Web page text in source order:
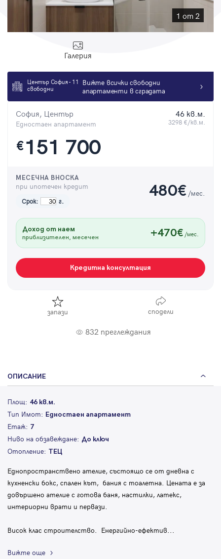
1 от 2
Галерия
Център София - 11
свободни
Вижте всички свободни
апартаменти в сградата
София, Център
Едностаен апартамент
46 кв.м.
3298 €/кв.м.
€151 700
МЕСЕЧНА ВНОСКА
при ипотечен кредит
Срок: г.
480€ /мес.
Доход от наем
приблизителен, месечен +470€ /мес.
Кредитна консултация
запази сподели
832 преглеждания
ОПИСАНИЕ
Площ: 46 кв.м.
Тип Имот: Едностаен апартамент
Етаж: 7
Ниво на обзавеждане: До ключ
Отопление: ТЕЦ
Еднопространствено ателие, състоящо се от дневна с
кухненски бокс, спален кът, бания с тоалетна. Цената е за
довършено ателие с готова баня, настилки, латекс,
интериорни врати и первази.
Висок клас строителство. Енергийно-ефектив...
Вижте още
Парола
Забравена парола
Регистрация